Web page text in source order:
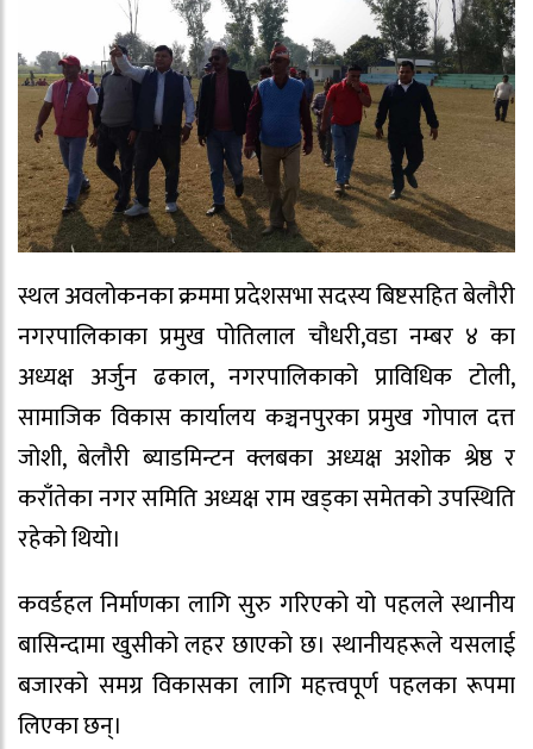
स्थल अवलोकनका क्रममा प्रदेशसभा सदस्य बिष्टसहित बेलौरी
नगरपालिकाका प्रमुख पोतिलाल चौधरी,वडा नम्बर ४ का
अध्यक्ष अर्जुन ढकाल, नगरपालिकाको प्राविधिक टोली,
सामाजिक विकास कार्यालय कञ्चनपुरका प्रमुख गोपाल दत्त
जोशी, बेलौरी ब्याडमिन्टन क्लबका अध्यक्ष अशोक श्रेष्ठ र
कराँतेका नगर समिति अध्यक्ष राम खड्का समेतको उपस्थिति
रहेको थियो।
कवर्डहल निर्माणका लागि सुरु गरिएको यो पहलले स्थानीय
बासिन्दामा खुसीको लहर छाएको छ। स्थानीयहरूले यसलाई
बजारको समग्र विकासका लागि महत्त्वपूर्ण पहलका रूपमा
लिएका छन्।